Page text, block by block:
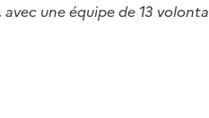
une équipe de 13